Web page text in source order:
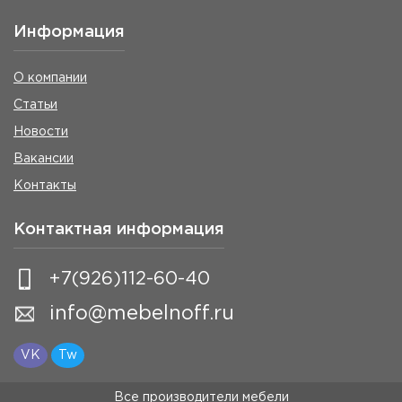
Информация
О компании
Статьи
Новости
Вакансии
Контакты
Контактная информация
+7(926)112-60-40
info@mebelnoff.ru
VK Tw
Все производители мебели